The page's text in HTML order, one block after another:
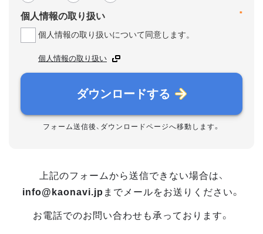
*
個人情報の取り扱い
個人情報の取り扱いについて同意します。
個人情報の取り扱い
ダウンロードする
フォーム送信後、ダウンロードページへ移動します。
上記のフォームから送信できない場合は、
info@kaonavi.jp までメールをお送りください。
お電話でのお問い合わせも承っております。